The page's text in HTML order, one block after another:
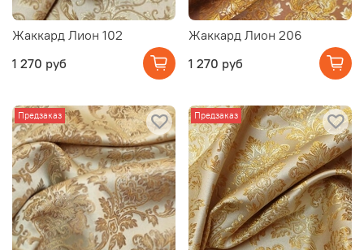
Жаккард Лион 102
1 270 руб
Жаккард Лион 206
1 270 руб
Предзаказ Предзаказ